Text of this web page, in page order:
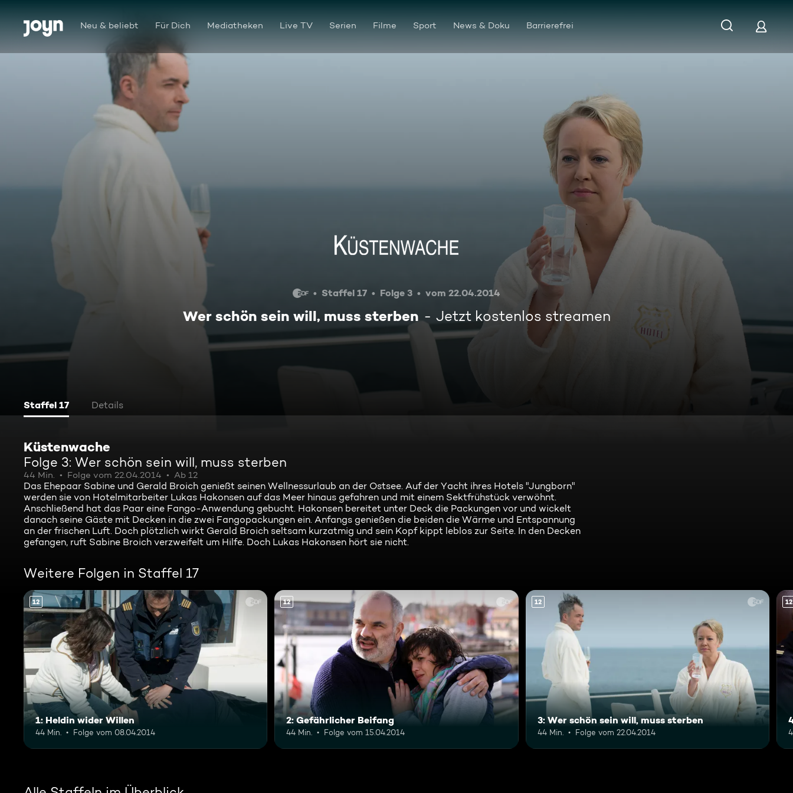
Zum Inhalt springen
Barrierefrei Neu & beliebt Für Dich Mediatheken Live TV Serien Filme Sport News & Doku Barrierefrei
Staffel 17 Folge 3 vom 22.04.2014
Wer schön sein will, muss sterben Jetzt kostenlos streamen
Staffel 17 Details
Küstenwache
Folge 3: Wer schön sein will, muss sterben
44 Min. Folge vom 22.04.2014 Ab 12
Das Ehepaar Sabine und Gerald Broich genießt seinen Wellnessurlaub an der Ostsee. Auf der Yacht ihres Hotels "Jungborn"
werden sie von Hotelmitarbeiter Lukas Hakonsen auf das Meer hinaus gefahren und mit einem Sektfrühstück verwöhnt.
Anschließend hat das Paar eine Fango-Anwendung gebucht. Hakonsen bereitet unter Deck die Packungen vor und wickelt
danach seine Gäste mit Decken in die zwei Fangopackungen ein. Anfangs genießen die beiden die Wärme und Entspannung
an der frischen Luft. Doch plötzlich wirkt Gerald Broich seltsam kurzatmig und sein Kopf kippt leblos zur Seite. In den Decken
gefangen, ruft Sabine Broich verzweifelt um Hilfe. Doch Lukas Hakonsen hört sie nicht.
Weitere Folgen in Staffel 17
12
1: Heldin wider Willen
44 Min. Folge vom 08.04.2014
12
2: Gefährlicher Beifang
44 Min. Folge vom 15.04.2014
12
3: Wer schön sein will, muss sterben
44 Min. Folge vom 22.04.2014
12